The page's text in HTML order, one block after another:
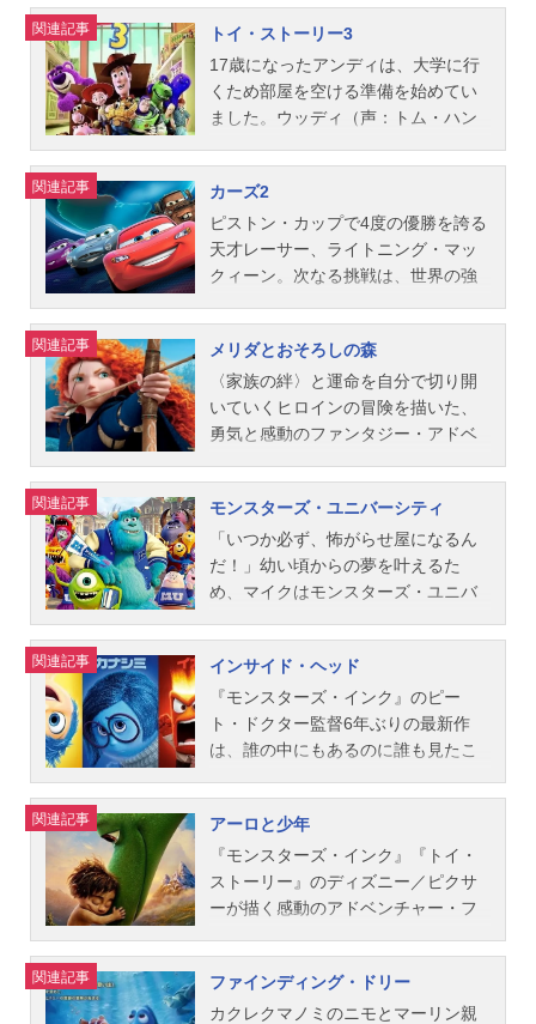
isney/Pixar.Allrightsreserved『Mr.イ
ンクレディブル』公式サイト『Mr.イ
ンクレディブル』公式Twitter動画配
信情報【PR】※本ページは...
ツェッタ・ジローラモボブ・カトラ
ス：赤坂泰彦ダレル・カートリッ
プ：福澤朗ラモーン：樋浦勉グイ
ド：デニーロ・デ・ジローラモドッ
ク・ハドソン：浦山迅フロー：片岡
フィルモア：八奈見乗児リジー：森
ひろ子マック：立木文彦レッド：ル
イス・ダニエル・ラミレスチック・
ヒックス：内田直哉キング：岩崎ひ
ろし...
レッド･リングイニ：佐藤隆太レミ
ー：岸尾だいすけスキナー：浦山迅
ジャンゴ：麦人エミール：茶風林イ
ーゴ：家弓家正オーグスト・グスト
ー：有川博コレット：甲斐田裕子ス
ド製作：ブラッド・ルイス製作総指
揮：ジョン・ラセター、アンドリュ
ー・スタントンストーリー原案：ヤ
ン・ピンカヴァ、ジム・カポビアン
コ、ブラッド・バードストーリー監
クション・デザイン：ハーレイ・ジ
ェサップ音楽：マイケル・ジアッチ
ーノ主題歌「レミーのおいしいレス
トラン」マイケル・ジアッチーノ
公...
収されてしまう。イヴを失いたくな
い！必死に宇宙船にしがみついたウ
ォーリーは、大気圏外へと飛び出し
て…。宇宙の遥か彼方でウォーリー
を待ち受けていたのは、地球の未来
にただ大切な相手を“愛する”ことの素
晴らしさを教えてくれる、PIXARが
贈る“29世紀のラブストーリー”。作
品名ウォーリー放送形態劇場版アニ
メスケジュール2008年12月5日
夫艦長：草刈正雄イヴ：園崎未恵BN
L会長：フレッド・ウィラード（小川
真司）オート：江原正士モー：吉野
裕行ジョン：立木文彦メアリー：さ
とうあいコンピュータ：小山茉美ス
トン製作：ジム・モリス共同製作：
リンゼイ・コリンズ製作総指揮：ジ
ョン・ラセター音楽：トーマス・ニ
ューマン原案：アンドリュー・スタ
ン...
目指し大空へ飛び出し大冒険‼️#マ
イ・エレメント#カールじいさんのデ
ートpic.twitter.com/OPlVDrcBu2—ア
ンク＠金曜ロードショー公式(@kinro
_ntv)July13,202378歳のカールじい
れ、彼女との思い出が詰まった家で
一人暮らしをしていた。幼なじみだ
った二人は、冒険家チャールズ・マ
ンツに憧れて、彼が幻の鳥を追って
消息を絶った南米の“パラダイスの
ていた。ある日、カールじいさんは
エリーとの約束を果たすため、人生
最大の決心をする。住み慣れた家に
無数の風船を結びつけ、“パラダイス
の滝”を目指して大空へ！偶然空飛ぶ
米で出会う不思議な犬ダグと共に、
冒険の旅が始まる。思いもよらない
運命が待ち受けるとも知らずに…。
果てなき可能性のある人生の素晴ら
しさを教えてくれる、大人から子供
アドベンチャー！作品名カールじい
さんの空飛ぶ家放送形態劇場版アニ
メスケジュール2009年12月5日
（土）キャストカール...
関連記事
トイ・ストーリー3
17歳になったアンディは、大学に行
くため部屋を空ける準備を始めてい
ました。ウッディ（声：トム・ハン
ム・アレン／所ジョージ）たちオモ
チャ仲間は、アンディとの別れの予
感に戸惑うばかり。そんなある日、
ウッディたちは手違いで、なんと、
保育園に寄付されてしまいます！そ
に歓迎されて喜ぶバズたちは、アン
ディの元へ帰ろうと訴えるウッディ
には耳を貸しません。たったひとり
脱出したウッディでしたが、仲間た
ちに危険が迫っていることを知り、
ったとしても、もう居場所のないウ
ッディたち。そんな彼らを待ち受け
ていた、“思いもよらぬ運命”とは？作
品名トイ・ストーリー3放送形態劇場
版アニメシリーズトイ・ストーリー
日（土）キャストバズ・ライトイヤ
ー：所ジョージウッディ：唐沢寿明
ジェシー：日下由美ミスター･ポテト
ヘッド：辻萬長ミセス・ポテトヘッ
ド：松金よね子ハム：大塚周夫スリ
三ツ矢雄二ロッツォ・ハグベア：勝
部演之アンディ：小野賢章ケン：東
地宏樹バービー：高橋理恵子ボニ
ー：諸星すみれスタッフ監督：...
関連記事
カーズ2
ピストン・カップで4度の優勝を誇る
天才レーサー、ライトニング・マッ
クィーン。次なる挑戦は、世界の強
親友のレッカー車メーターと一緒に
やってきたのは、第1戦の開催地、日
本！ところが、レース開幕の大興奮
の裏側では、巨大な陰謀が始動して
いた！世界各国へと舞台を移し、
スと白熱の“スパイ戦”。そして、この
最強の親友コンビを待ち受ける、驚
くべきミッションとは…？！マック
ィーンとメーターの友情が世界を救
う、感動のアクションアドベンチャ
ニメシリーズカーズスケジュール201
1年7月30日（土）キャストライトニ
ング・マックィーン：土田大メータ
ー：山口智充フィン・マックミサイ
ル：大塚芳忠ホリー・シフトウェ
ッド：落合弘治フランチェスコ・ベ
ルヌーイ：宗矢樹頼ザンダップ教
授：青山穣サリー：戸田恵子ダレ
ル・カートリップ：福澤朗ルイジ：
パンツェッタ・ジローラモマック：
セター共同監督：ブラッド・ルイス
製作：デニース・リーム原案：ジョ
ン・ラセター、ブラッド・ルイス、
関連記事
メリダとおそろしの森
〈家族の絆〉と運命を自分で切り開
いていくヒロインの冒険を描いた、
勇気と感動のファンタジー・アドベ
が大好きなお転婆な王女メリダは、
魔法で熊に変えられてしまった母を
救う手掛かりを探して、森に足を踏
み入れる。そこで彼女は、思いもよ
らない自分の運命と向き合うのだっ
舞台に、鬼火やおかしな魔女、キュ
ートな三つ子の弟たちなど楽しいキ
ャラクターも登場。ディズニー／ピ
クサーならではの美しい映像も必
見！作品名メリダとおそろしの森放
2年7月21日（土）キャストメリダ：
大島優子ファーガス：山路和弘エリ
ノア：塩田朋子おばあさん：木村有
里ディンウォール卿：内田直哉マク
ガフィン卿：天田益男マッキントッ
マーク・アンドリュース、ブレン
ダ・チャップマン共同監督：スティ
ーヴ・パーセル製作：キャサリン・
関連記事
モンスターズ・ユニバーシティ
「いつか必ず、怖がらせ屋になるん
だ！」幼い頃からの夢を叶えるた
め、マイクはモンスターズ・ユニバ
勉強に励むことに。そこで出会った
のは怖がらせの才能に恵まれたサリ
ー。見た目も性格も全く違うふたり
が、いかにして最強の怖がらせ屋コ
ンビになったのか？あの『モンスタ
出会い、友情の始まり、そしてモン
スター界最大の事件を巡る大冒険を
描くファンタジー・アドベンチャ
ー！作品名モンスターズ・ユニバー
シティ放送形態劇場版アニメシリー
ル2013年7月6日（土）キャストマイ
ク（マイク・ワゾウスキ)：田中裕二
サリー（ジェームズ・P・サリバ
関連記事
インサイド・ヘッド
『モンスターズ・インク』のピー
ト・ドクター監督6年ぶりの最新作
は、誰の中にもあるのに誰も見たこ
がる“頭の中”の世界を描いた感動の冒
険ファンタジー。 少女ライリーの
誕生と共に生まれた感情たち（楽し
い気分にする“ヨロコビ”悲しい気分の
時に現れる“カナシミ”怒りを爆発させ
する“ムカムカ”、安全を守る“ビビ
リ”）は、彼女を幸せにするために奮
闘している。しかし、いつもライリ
関連記事
アーロと少年
『モンスターズ・インク』『トイ・
ストーリー』のディズニー／ピクサ
ーが描く感動のアドベンチャー・フ
突せず、恐竜が絶滅しなかったら…
そこは恐竜だけが言葉を持つ世界！
大きいけれど弱虫な恐竜アーロと、
関連記事
ファインディング・ドリー
カクレクマノミのニモとマーリン親